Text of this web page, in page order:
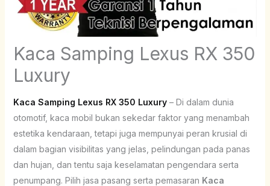
Kaca Samping Lexus RX 350
Luxury
Kaca Samping Lexus RX 350 Luxury– Di dalam dunia
otomotif, kaca mobil bukan sekedar faktor yang menambah
estetika kendaraan, tetapi juga mempunyai peran krusial di
dalam bagian visibilitas yang jelas, pelindungan pada panas
dan hujan, dan tentu saja keselamatan pengendara serta
penumpang. Pilih jasa pasang serta pemasaran Kaca